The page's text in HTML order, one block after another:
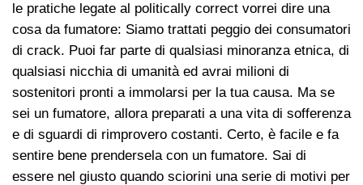
le pratiche legate al politically correct vorrei dire una
cosa da fumatore: Siamo trattati peggio dei consumatori
di crack. Puoi far parte di qualsiasi minoranza etnica, di
qualsiasi nicchia di umanità ed avrai milioni di
sostenitori pronti a immolarsi per la tua causa. Ma se
sei un fumatore, allora preparati a una vita di sofferenza
e di sguardi di rimprovero costanti. Certo, è facile e fa
sentire bene prendersela con un fumatore. Sai di
essere nel giusto quando sciorini una serie di motivi per